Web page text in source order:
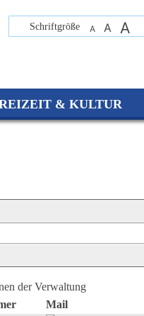
Schriftgröße A A A
& KULTUR
der Verwaltung
Mail